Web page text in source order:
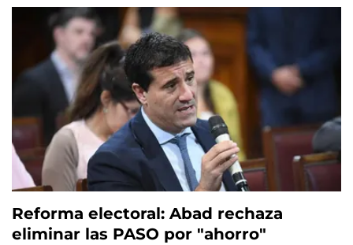
Reforma electoral: Abad rechaza
eliminar las PASO por "ahorro"